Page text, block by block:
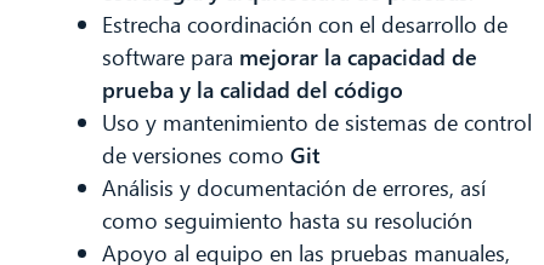
Estrecha coordinación con el desarrollo de
software para mejorar la capacidad de
prueba y la calidad del código
Uso y mantenimiento de sistemas de control
de versiones como Git
Análisis y documentación de errores, así
como seguimiento hasta su resolución
Apoyo al equipo en las pruebas manuales,